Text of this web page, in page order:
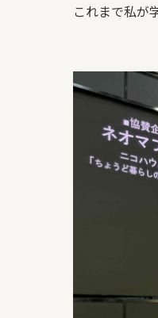
これまで私が